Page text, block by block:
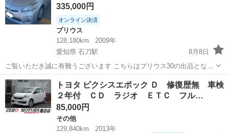
335,000円
オンライン決済
プリウス
128,180km
2009年
愛知県 石刀駅
8月8日
ご覧いただき誠に有難うございます こちらはプリウス30の出品となり
ます ユーザー買取車となります ！！車輌情報！！ 初年度登録 平成
21年6月 走行距離 １２８１８０キロ 車検 ...
愛知 一宮市 石刀駅
トヨタ ピクシスエポック Ｄ 修復歴無 車検
２年付 ＣＤ ラジオ ＥＴＣ フル…
85,000円
その他
129,840km
2013年